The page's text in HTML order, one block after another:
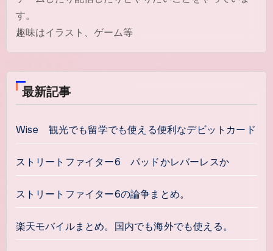
す。
趣味はイラスト、ゲーム等
最新記事
Wise 観光でも留学でも使える便利なデビットカード
ストリートファイター6 パッドかレバーレスか
ストリートファイター6の論争まとめ。
楽天モバイルまとめ。国内でも海外でも使える。